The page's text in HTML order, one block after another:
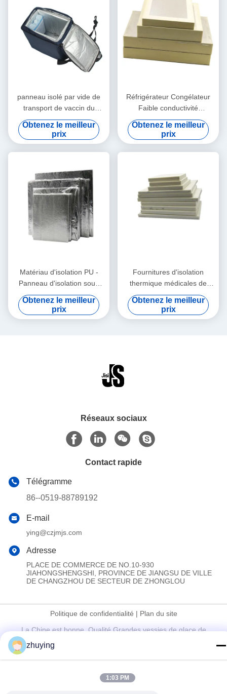
panneau isolé par vide de
transport de vaccin du
laboratoire 4L VPU isolé
Obtenez le meilleur
prix
Réfrigérateur Congélateur
Faible conductivité
thermique PU + Panneau
isolé sous vide VIP
Obtenez le meilleur
prix
Matériau d'isolation PU -
Panneau d'isolation sous
vide VIP pour glacière à
monter soi-même
Obtenez le meilleur
prix
Fournitures d'isolation
thermique médicales de
conseil de Spliceable VPU
de boîte de refroidisseur
30x30x3cm
Obtenez le meilleur
prix
Réseaux sociaux
Contact rapide
Télégramme
86--0519-88789192
E-mail
ying@czjmjs.com
Adresse
PLACE DE COMMERCE DE NO.10-930
JIAHONGSHENGSHI, PROVINCE DE JIANGSU DE VILLE
DE CHANGZHOU DE SECTEUR DE ZHONGLOU
Politique de confidentialité | Plan du site
La Chine est bonne. Qualité Grandes vessies de glace de
refroidisseur Fournisseur. Copyright © 2017-2026 Changzhou jisi
cold chain technology Co.,ltd Tout. Les droits sont réservés.
zhuying
1:03 PM